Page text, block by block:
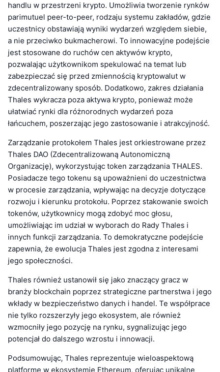
handlu w przestrzeni krypto. Umożliwia tworzenie rynków
parimutuel peer-to-peer, rodzaju systemu zakładów, gdzie
uczestnicy obstawiają wyniki wydarzeń względem siebie,
a nie przeciwko bukmacherowi. To innowacyjne podejście
jest stosowane do ruchów cen aktywów krypto,
pozwalając użytkownikom spekulować na temat lub
zabezpieczać się przed zmiennością kryptowalut w
zdecentralizowany sposób. Dodatkowo, zakres działania
Thales wykracza poza aktywa krypto, ponieważ może
ułatwiać rynki dla różnorodnych wydarzeń poza
łańcuchem, poszerzając jego zastosowanie i atrakcyjność.
Zarządzanie protokołem Thales jest orkiestrowane przez
Thales DAO (Zdecentralizowaną Autonomiczną
Organizację), wykorzystując token zarządzania THALES.
Posiadacze tego tokenu są upoważnieni do uczestnictwa
w procesie zarządzania, wpływając na decyzje dotyczące
rozwoju i kierunku protokołu. Poprzez stakowanie swoich
tokenów, użytkownicy mogą zdobyć moc głosu,
umożliwiając im udział w wyborach do Rady Thales i
innych funkcji zarządzania. To demokratyczne podejście
zapewnia, że ewolucja Thales jest zgodna z interesami
jego społeczności.
Thales również ustanowił się jako znaczący gracz w
branży blockchain poprzez strategiczne partnerstwa i jego
wkłady w bezpieczeństwo danych i handel. Te współprace
nie tylko rozszerzyły jego ekosystem, ale również
wzmocniły jego pozycję na rynku, sygnalizując jego
potencjał do dalszego wzrostu i innowacji.
Podsumowując, Thales reprezentuje wieloaspektową
platformę w ekosystemie Ethereum, oferując unikalne